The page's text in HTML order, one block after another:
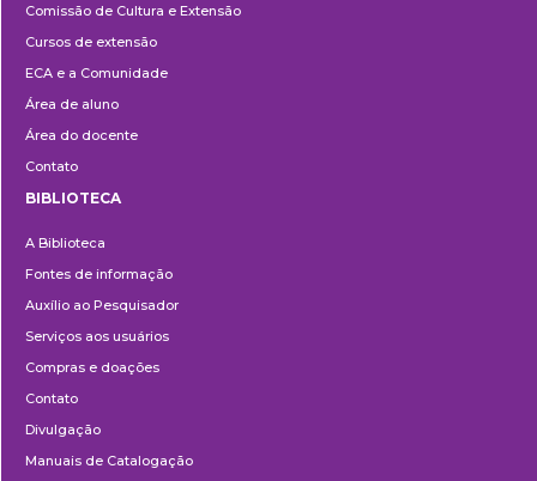
e
Extensão
Comissão de Cultura e Extensão
Cursos de extensão
ECA e a Comunidade
Área de aluno
Área do docente
Contato
BIBLIOTECA
A Biblioteca
Fontes de informação
Auxílio ao Pesquisador
Serviços aos usuários
Compras e doações
Contato
Divulgação
Manuais de Catalogação